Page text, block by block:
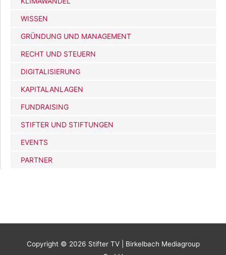
WISSEN
GRÜNDUNG UND MANAGEMENT
RECHT UND STEUERN
DIGITALISIERUNG
KAPITALANLAGEN
FUNDRAISING
STIFTER UND STIFTUNGEN
EVENTS
PARTNER
Copyright © 2026 Stifter TV| Birkelbach Mediagroup